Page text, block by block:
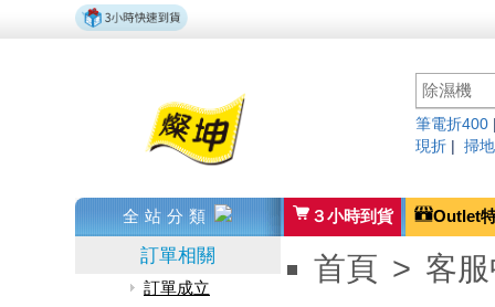
筆電折400
現折
掃
全站分類 ３小時到貨 Outlet
訂單相關
訂單成立
首頁 > 客